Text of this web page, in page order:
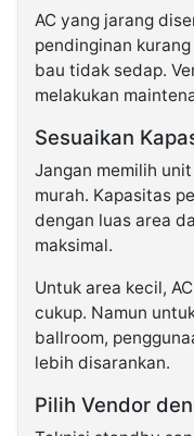
AC yang jarang
pendinginan
bau tidak sedap.
melakukan
Sesuaikan
Jangan memilih
murah. Kapasitas
dengan luas area
maksimal.
Untuk area kecil,
cukup. Namun
ballroom,
lebih disarankan.
Pilih Vendor